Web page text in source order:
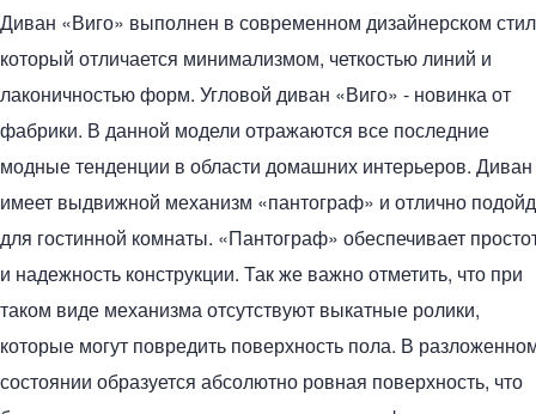
Диван «Виго» выполнен в современном дизайнерском
который отличается минимализмом, четкостью линий и
лаконичностью форм. Угловой диван «Виго» - новинка от
фабрики. В данной модели отражаются все последние
модные тенденции в области домашних интерьеров. Диван
имеет выдвижной механизм «пантограф» и отлично
для гостинной комнаты. «Пантограф» обеспечивает
и надежность конструкции. Так же важно отметить, что при
таком виде механизма отсутствуют выкатные ролики,
которые могут повредить поверхность пола. В
состоянии образуется абсолютно ровная поверхность, что